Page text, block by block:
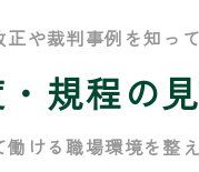
や裁判事例を知っ
規程の
ける職場環境を整